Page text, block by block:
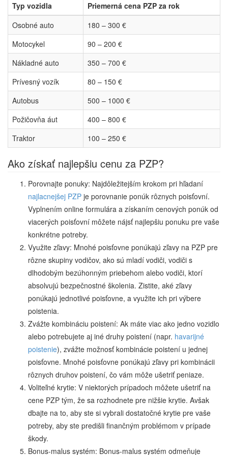
Typ vozidla
Priemerná cena PZP za rok
Osobné auto
180 – 300 €
Motocykel
90 – 200 €
Nákladné auto
350 – 700 €
Prívesný vozík
80 – 150 €
Autobus
500 – 1000 €
Požičovňa áut
400 – 800 €
Traktor
100 – 250 €
Ako získať najlepšiu cenu za PZP?
Porovnajte ponuky: Najdôležitejším krokom pri hľadaní
najlacnejšej PZP je porovnanie ponúk rôznych poisťovní.
Vyplnením online formulára a získaním cenových ponúk od
viacerých poisťovní môžete nájsť najlepšiu ponuku pre vaše
konkrétne potreby.
Využite zľavy: Mnohé poisťovne ponúkajú zľavy na PZP pre
rôzne skupiny vodičov, ako sú mladí vodiči, vodiči s
dlhodobým bezúhonným priebehom alebo vodiči, ktorí
absolvujú bezpečnostné školenia. Zistite, aké zľavy
ponúkajú jednotlivé poisťovne, a využite ich pri výbere
poistenia.
Zvážte kombináciu poistení: Ak máte viac ako jedno vozidlo
alebo potrebujete aj iné druhy poistení (napr. havarijné
poistenie), zvážte možnosť kombinácie poistení u jednej
poisťovne. Mnohé poisťovne ponúkajú zľavy pri kombinácii
rôznych druhov poistení, čo vám môže ušetriť peniaze.
Voliteľné krytie: V niektorých prípadoch môžete ušetriť na
cene PZP tým, že sa rozhodnete pre nižšie krytie. Avšak
dbajte na to, aby ste si vybrali dostatočné krytie pre vaše
potreby, aby ste predišli finančným problémom v prípade
škody.
Bonus-malus systém: Bonus-malus systém odmeňuje